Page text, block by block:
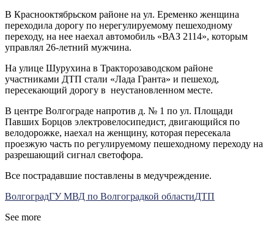
В Краснооктябрьском районе на ул. Еременко женщина
переходила дорогу по нерегулируемому пешеходному
переходу, на нее наехал автомобиль «ВАЗ 2114», которым
управлял 26-летний мужчина.
На улице Шурухина в Тракторозаводском районе
участниками ДТП стали «Лада Гранта» и пешеход,
пересекающий дорогу в неустановленном месте.
В центре Волгограде напротив д. № 1 по ул. Площади
Павших Борцов электровелосипедист, двигающийся по
велодорожке, наехал на женщину, которая пересекала
проезжую часть по регулируемому пешеходному переходу на
разрешающий сигнал светофора.
Все пострадавшие поставлены в медучреждение.
ВолгоградГУ МВД по Волгоградкой областиДТП
See more